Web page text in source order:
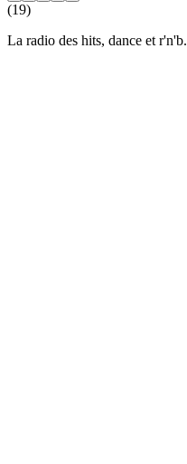
(19)
La radio des hits, dance et r'n'b.